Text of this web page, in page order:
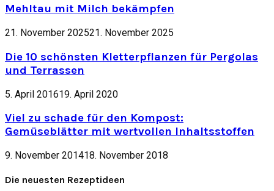
Mehltau mit Milch bekämpfen
21. November 202521. November 2025
Die 10 schönsten Kletterpflanzen für Pergolas
und Terrassen
5. April 201619. April 2020
Viel zu schade für den Kompost:
Gemüseblätter mit wertvollen Inhaltsstoffen
9. November 201418. November 2018
Die neuesten Rezeptideen